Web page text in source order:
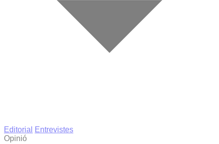
Editorial
Entrevistes
Opinió